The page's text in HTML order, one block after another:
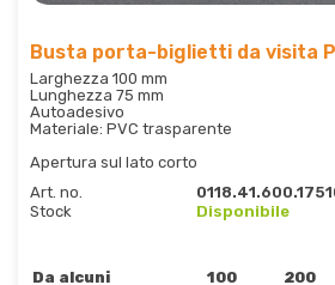
Busta porta-biglietti da visita
Larghezza 100 mm
Lunghezza 75 mm
Autoadesivo
Materiale: PVC trasparente
Apertura sul lato corto
Art. no.
Stock
Disponibile
Da alcuni 100 200